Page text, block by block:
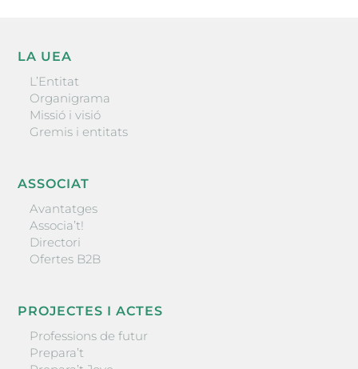
LA UEA
L’Entitat
Organigrama
Missió i visió
Gremis i entitats
ASSOCIAT
Avantatges
Associa’t!
Directori
Ofertes B2B
PROJECTES I ACTES
Professions de futur
Prepara’t